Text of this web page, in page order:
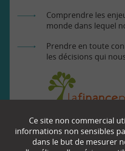
Comprendre les
monde dans lequel
Prendre en toute
les décisions qui
EN SAVOIR
Ce site non commercial
informations non sensibles
dans le but de mesurer